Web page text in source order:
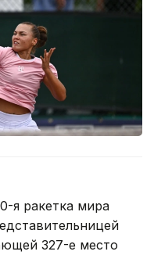
я ракетка мира
327-е место